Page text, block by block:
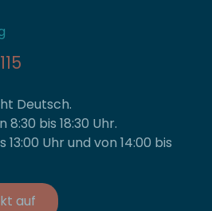
Deutsch.
bis 18:30 Uhr.
13:00 Uhr und von 14:00 bis
auf